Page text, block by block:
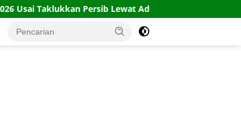
Lewat Adu Penalti Babinsa Plinggisan